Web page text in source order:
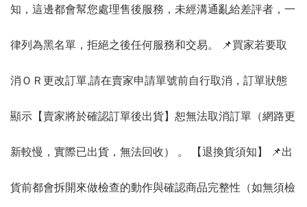
知，這邊都會幫您處理售後服務，未經溝通亂給差評者，一
律列為黑名單，拒絕之後任何服務和交易。 📌買家若要取
消ＯＲ更改訂單,請在賣家申請單號前自行取消，訂單狀態
顯示【賣家將於確認訂單後出貨】恕無法取消訂單（網路更
新較慢，實際已出貨，無法回收） 。 【退換貨須知】 📌出
貨前都會拆開來做檢查的動作與確認商品完整性（如無須檢